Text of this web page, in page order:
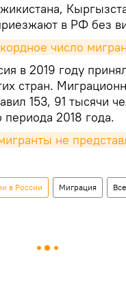
в РФ без
число
в 2019 году
стран.
153, 91 тысячи
2018 года.
не
в России Миграция